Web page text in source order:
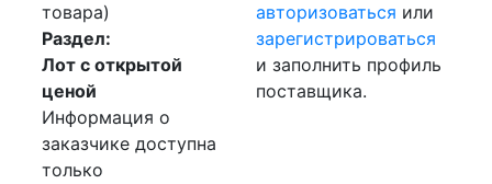
товара)
Раздел:
Лот с открытой
ценой
Информация о
заказчике доступна
только
авторизоваться или
зарегистрироваться
и заполнить профиль
поставщика.